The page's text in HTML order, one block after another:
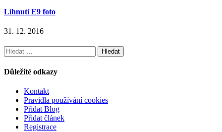
Líhnutí E9 foto
31. 12. 2016
Vyhledávání
Důležité odkazy
Kontakt
Pravidla používání cookies
Přidat Blog
Přidat článek
Registrace